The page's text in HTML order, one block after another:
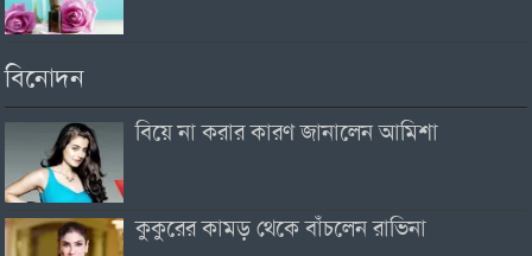
বিনোদন
বিয়ে না করার কারণ জানালেন আমিশা
কুকুরের কামড় থেকে বাঁচলেন রাভিনা